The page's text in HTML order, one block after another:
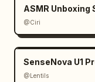
ASMR
@Ciri
SenseNova U1
@Lentils